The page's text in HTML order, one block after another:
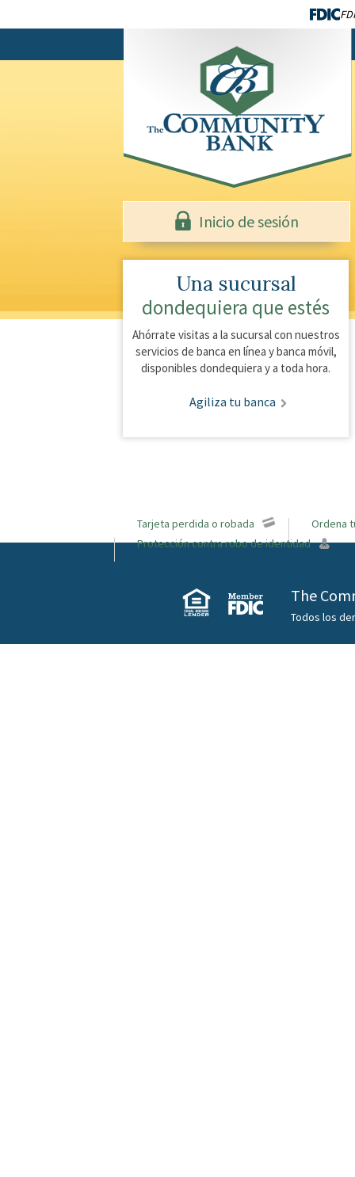
Inicio de sesión
Una sucursal
dondequiera que estés
Ahórrate visitas a la sucursal con nuestros
servicios de banca en línea y banca móvil,
disponibles dondequiera y a toda hora.
Agiliza tu banca
Tarjeta perdida o robada
Ordena
Protección contra robo de identidad
The
Todos los